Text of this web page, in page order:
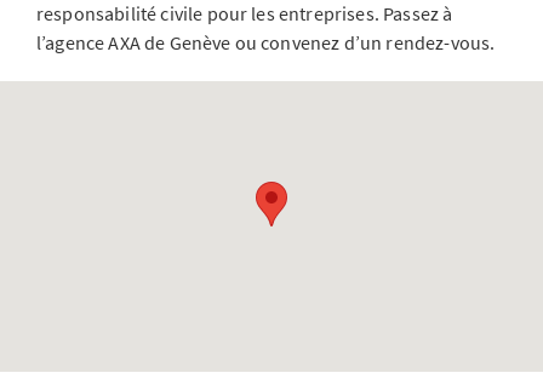
responsabilité civile pour les entreprises. Passez à
l’agence AXA de Genève ou convenez d’un rendez-vous.